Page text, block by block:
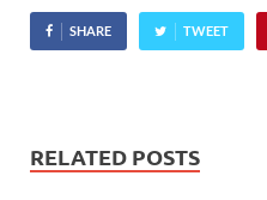
SHARE TWEET
RELATED POSTS